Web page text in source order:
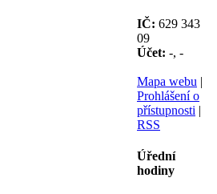
IČ: 629 343
09
Účet: -, -
Mapa webu |
Prohlášení o
přístupnosti |
RSS
Úřední
hodiny